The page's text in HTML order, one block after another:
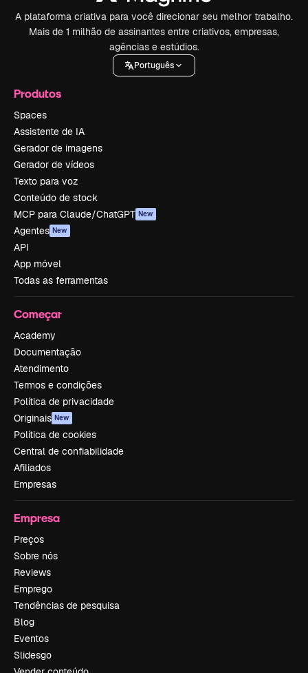
A plataforma criativa para você direcionar seu melhor trabalho.
Mais de 1 milhão de assinantes entre criativos, empresas,
agências e estúdios.
Português
Produtos
Spaces
Assistente de IA
Gerador de imagens
Gerador de vídeos
Texto para voz
Conteúdo de stock
MCP para Claude/ChatGPT New
Agentes New
API
App móvel
Todas as ferramentas
Começar
Academy
Documentação
Atendimento
Termos e condições
Política de privacidade
Originais New
Política de cookies
Central de confiabilidade
Afiliados
Empresas
Empresa
Preços
Sobre nós
Reviews
Emprego
Tendências de pesquisa
Blog
Eventos
Slidesgo